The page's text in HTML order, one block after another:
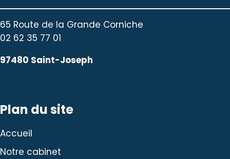
65 Route de la Grande Corniche
02 62 35 77 01
97480 Saint-Joseph
Plan du site
Accueil
Notre cabinet